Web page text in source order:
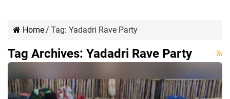
Home/ Tag: Yadadri Rave Party
Tag Archives: Yadadri Rave Party